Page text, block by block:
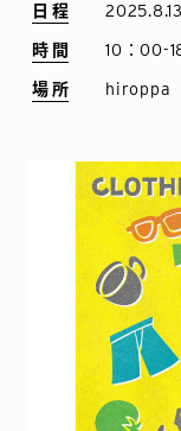
日程
時間 10：00-
場所 hiroppa